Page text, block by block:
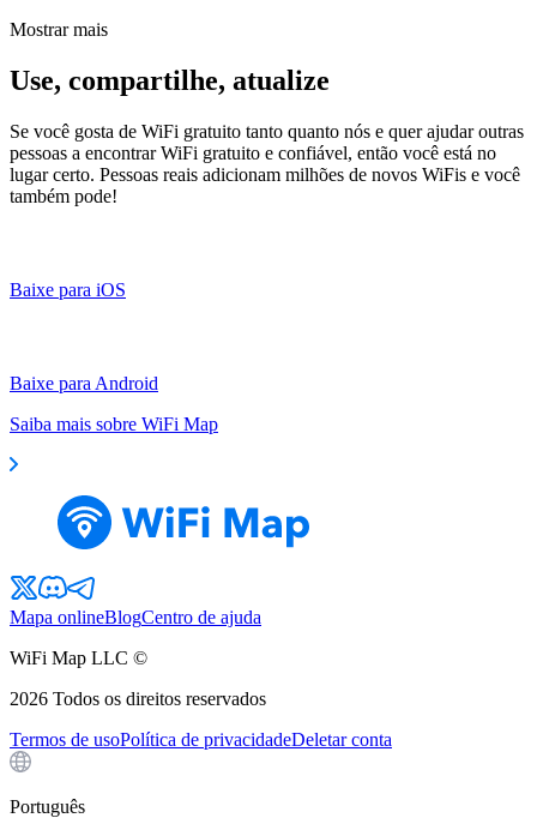
Mostrar mais
Use, compartilhe, atualize
Se você gosta de WiFi gratuito tanto quanto nós e quer ajudar outras
pessoas a encontrar WiFi gratuito e confiável, então você está no
lugar certo. Pessoas reais adicionam milhões de novos WiFis e você
também pode!
Baixe para iOS
Baixe para Android
Saiba mais sobre WiFi Map
Mapa onlineBlogCentro de ajuda
WiFi Map LLC ©
2026 Todos os direitos reservados
Termos de usoPolítica de privacidadeDeletar conta
Português